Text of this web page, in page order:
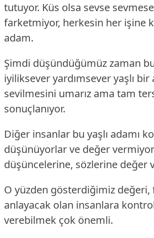
tutuyor. Küs olsa sevse
farketmiyor, herkesin her işine
adam.
Şimdi düşündüğümüz zaman
iyiliksever yardımsever yaşlı bir
sevilmesini umarız ama tam
sonuçlanıyor.
Diğer insanlar bu yaşlı adamı
düşünüyorlar ve değer
düşüncelerine, sözlerine değer
O yüzden gösterdiğimiz değeri,
anlayacak olan insanlara
verebilmek çok önemli.